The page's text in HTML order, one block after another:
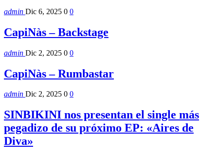
admin Dic 6, 2025 0 0
CapiNàs – Backstage
admin Dic 2, 2025 0 0
CapiNàs – Rumbastar
admin Dic 2, 2025 0 0
SINBIKINI nos presentan el single más
pegadizo de su próximo EP: «Aires de
Diva»